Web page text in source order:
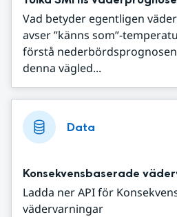
Vad betyder egentligen
avser ”känns som”-
förstå
denna vägled...
Data
Konsekvensbaserade
Ladda ner API för
vädervarningar